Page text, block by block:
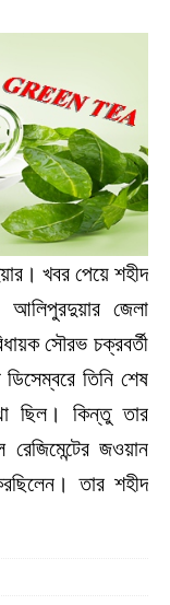
খবর পেয়ে শহীদ
আলিপুরদুয়ার জেলা
সৌরভ চক্রবর্তী
তিনি শেষ
ছিল। কিন্তু তার
জওয়ান
তার শহীদ